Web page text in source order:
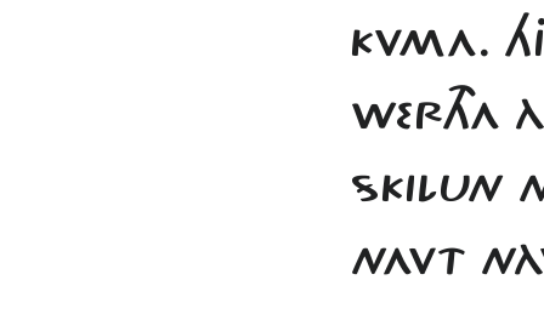
KVMA.
WERTHA
SKILUN
NAVT